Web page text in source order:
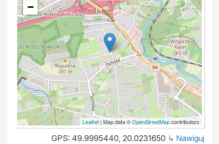
−
Leaflet | Map data ©OpenStreetMapcontributors
GPS: 49.9995440, 20.0231650 ↳ Nawiguj